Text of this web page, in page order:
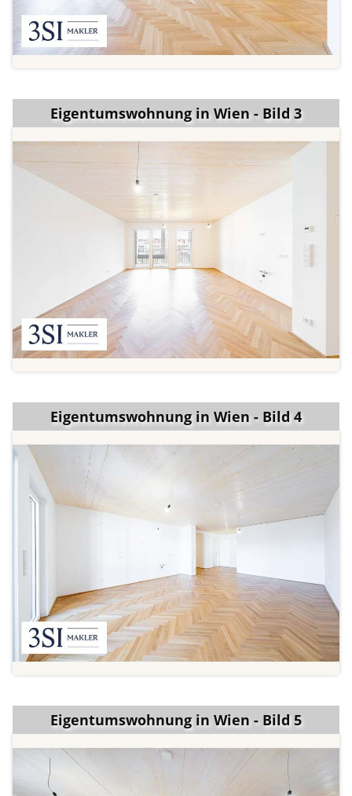
Eigentumswohnung in Wien - Bild 3
Eigentumswohnung in Wien - Bild 4
Eigentumswohnung in Wien - Bild 5